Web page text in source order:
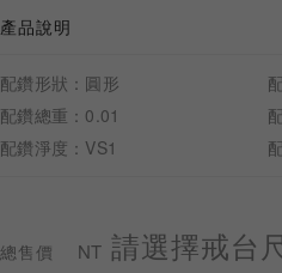
預約
產品說明
配鑽形狀：圓形
配鑽總重：0.01
配鑽淨度：VS1
總售價 NT 請選擇戒台